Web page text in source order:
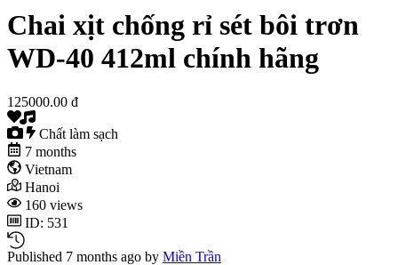
Chai xịt chống rỉ sét bôi trơn
WD-40 412ml chính hãng
125000.00 đ
Chất làm sạch
7 months
Vietnam
Hanoi
160 views
ID: 531
Published 7 months ago by Miền Trần